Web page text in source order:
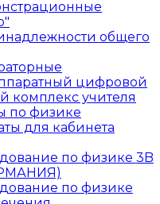
общего
цифровой
комплекс учителя
по физике
для кабинета
по физике 3B
по физике